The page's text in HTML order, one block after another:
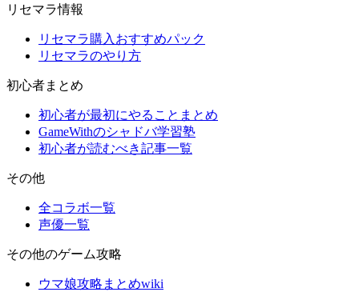
リセマラ情報
リセマラ購入おすすめパック
リセマラのやり方
初心者まとめ
初心者が最初にやることまとめ
GameWithのシャドバ学習塾
初心者が読むべき記事一覧
その他
全コラボ一覧
声優一覧
その他のゲーム攻略
ウマ娘攻略まとめwiki